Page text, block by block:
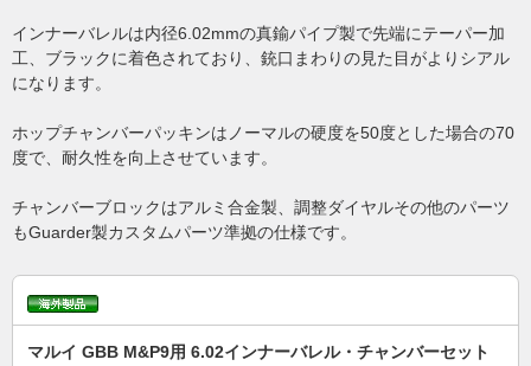
インナーバレルは内径6.02mmの真鍮パイプ製で先端にテーパー加
工、ブラックに着色されており、銃口まわりの見た目がよりシアル
になります。
ホップチャンバーパッキンはノーマルの硬度を50度とした場合の70
度で、耐久性を向上させています。
チャンバーブロックはアルミ合金製、調整ダイヤルその他のパーツ
もGuarder製カスタムパーツ準拠の仕様です。
マルイ GBB M&P9用 6.02インナーバレル・チャンバーセット